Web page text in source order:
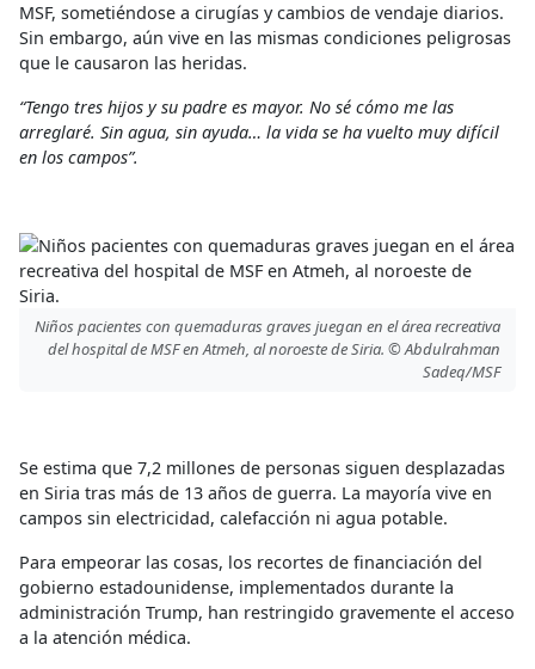
MSF, sometiéndose a cirugías y cambios de vendaje diarios.
Sin embargo, aún vive en las mismas condiciones peligrosas
que le causaron las heridas.
“Tengo tres hijos y su padre es mayor. No sé cómo me las
arreglaré. Sin agua, sin ayuda… la vida se ha vuelto muy difícil
en los campos”.
Niños pacientes con quemaduras graves juegan en el área recreativa
del hospital de MSF en Atmeh, al noroeste de Siria. © Abdulrahman
Sadeq/MSF
Se estima que 7,2 millones de personas siguen desplazadas
en Siria tras más de 13 años de guerra. La mayoría vive en
campos sin electricidad, calefacción ni agua potable.
Para empeorar las cosas, los recortes de financiación del
gobierno estadounidense, implementados durante la
administración Trump, han restringido gravemente el acceso
a la atención médica.